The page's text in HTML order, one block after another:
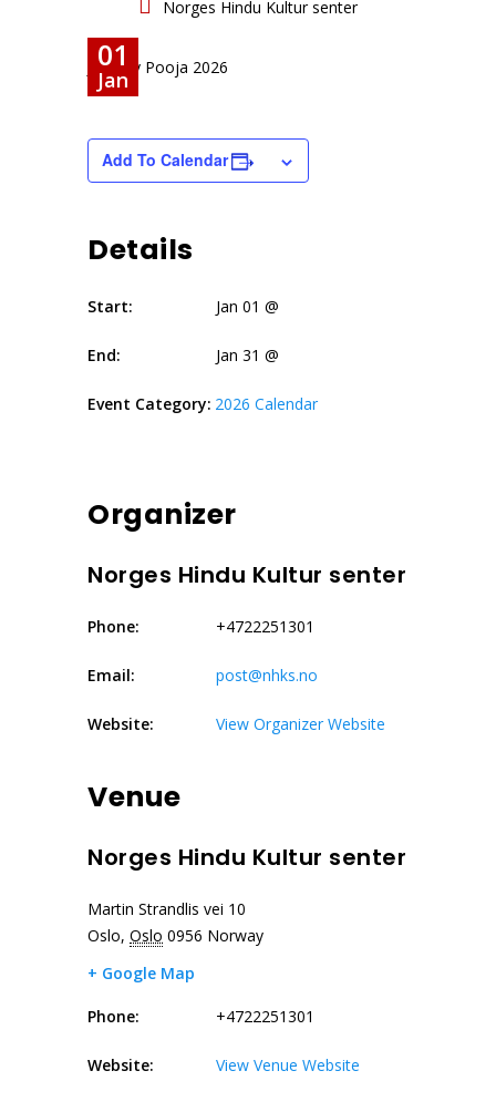
01
Jan
Norges Hindu Kultur senter
January Pooja 2026
Add To Calendar
Details
Start: Jan 01 @
End: Jan 31 @
Event Category: 2026 Calendar
Organizer
Norges Hindu Kultur senter
Phone: +4722251301
Email: post@nhks.no
Website: View Organizer Website
Venue
Norges Hindu Kultur senter
Martin Strandlis vei 10
Oslo, Oslo 0956 Norway
+ Google Map
Phone: +4722251301
Website: View Venue Website